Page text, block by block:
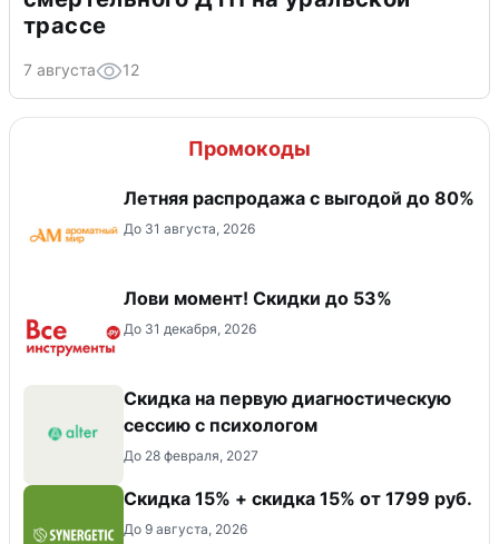
трассе
7 августа 12
Промокоды
Летняя распродажа с выгодой до 80%
До 31 августа, 2026
Лови момент! Скидки до 53%
До 31 декабря, 2026
Скидка на первую диагностическую
сессию с психологом
До 28 февраля, 2027
Скидка 15% + скидка 15% от 1799 руб.
До 9 августа, 2026